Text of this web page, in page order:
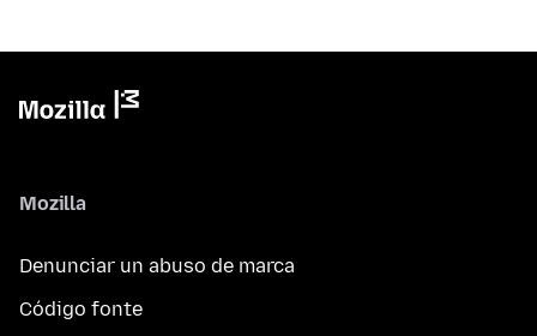
Mozilla
Denunciar un abuso de marca
Código fonte